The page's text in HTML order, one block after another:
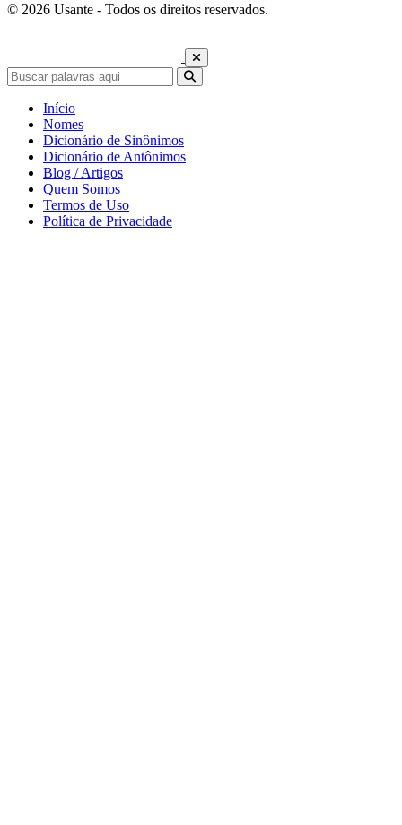
© 2026 Usante - Todos os direitos reservados.
Início
Nomes
Dicionário de Sinônimos
Dicionário de Antônimos
Blog / Artigos
Quem Somos
Termos de Uso
Política de Privacidade